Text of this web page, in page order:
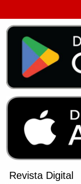
Revista Digital